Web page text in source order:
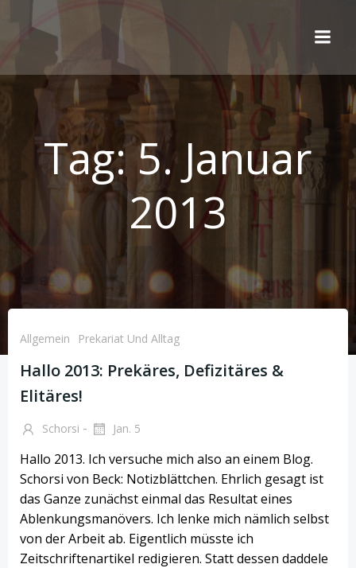
Tag:5. Januar
2013
Allgemein Prekariat Und Alltag
Hallo 2013: Prekäres, Defizitäres &
Elitäres!
Schorsi - Jan. 5
Hallo 2013. Ich versuche mich also an einem Blog.
Schorsi von Beck: Notizblättchen. Ehrlich gesagt ist
das Ganze zunächst einmal das Resultat eines
Ablenkungsmanövers. Ich lenke mich nämlich selbst
von der Arbeit ab. Eigentlich müsste ich
Zeitschriftenartikel redigieren. Statt dessen daddele